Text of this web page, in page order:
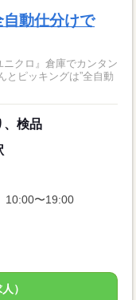
動仕分けで
クロ』倉庫でカンタン
とピッキングは”全自動
、検品
10:00〜19:00
）